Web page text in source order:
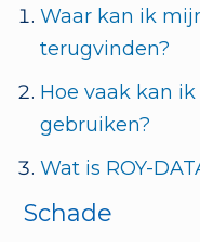
Waar kan ik
terugvinden?
Hoe vaak kan
gebruiken?
Wat is ROY-
Schade